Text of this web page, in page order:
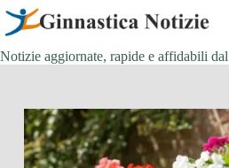
Salta
contenuto
Notizie aggiornate, rapide e affidabili